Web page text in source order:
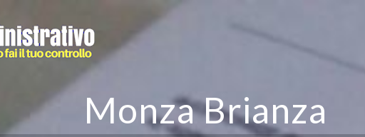
Monza Brianza